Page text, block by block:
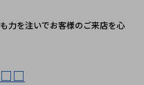
力を注いでお客様のご来店を心